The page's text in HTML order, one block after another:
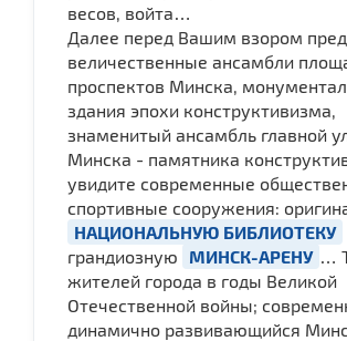
весов, войта…
Далее перед Вашим взором
величественные ансамбли
проспектов Минска,
здания эпохи конструктивизма,
знаменитый ансамбль главной
Минска - памятника
увидите современные
спортивные сооружения:
НАЦИОНАЛЬНУЮ БИБЛИОТЕКУ
грандиозную
МИНСК-АРЕНУ
…
жителей города в годы Великой
Отечественной войны;
динамично развивающийся